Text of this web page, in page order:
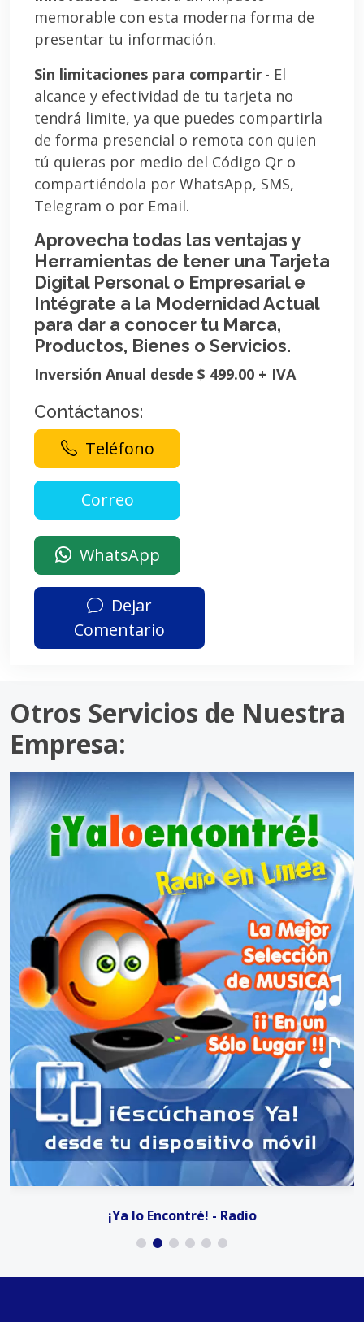
memorable con esta moderna forma de
presentar tu información.
Sin limitaciones para compartir- El
alcance y efectividad de tu tarjeta no
tendrá limite, ya que puedes compartirla
de forma presencial o remota con quien
tú quieras por medio del Código Qr o
compartiéndola por WhatsApp, SMS,
Telegram o por Email.
Aprovecha todas las ventajas y
Herramientas de tener una Tarjeta
Digital Personal o Empresarial e
Intégrate a la Modernidad Actual
para dar a conocer tu Marca,
Productos, Bienes o Servicios.
Inversión Anual desde $ 499.00 + IVA
Contáctanos:
Teléfono
WhatsApp
Dejar
Comentario
Otros Servicios de Nuestra
Empresa:
¡Ya lo Encontré! - Radio